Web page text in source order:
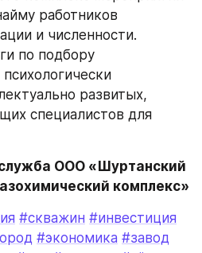
работников
и численности.
по подбору
развитых,
специалистов для
ООО «Шуртанский
комплекс»
#скважин #инвестиция
#экономика #завод